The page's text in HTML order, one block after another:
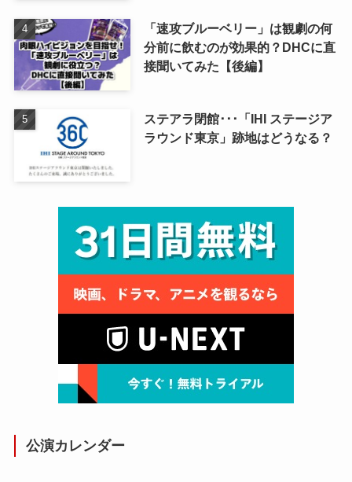
「速攻ブルーベリー」は観劇の何
分前に飲むのが効果的？DHCに直
接聞いてみた【後編】
ステアラ閉館･･･「IHI ステージア
ラウンド東京」跡地はどうなる？
公演カレンダー